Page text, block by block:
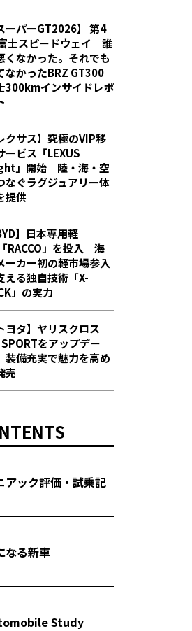
ーパーGT2026】 第4
士スピードウェイ 誰
くなかった。それでも
なかった――BRZ GT300
300kmインサイドレポ
クサス】究極のVIP移
ービス「LEXUS
」開始 陸・海・空
なぐラグジュアリー体
提供
】日本専用軽
RACCO」を投入 海
ーカー初の軽市場参入
える独自技術「X-
」の実力
ヨタ】ヤリスクロス
SPORTをアップデー
備充実で魅力を高め
売
アック評価・試乗記
なる新車
Study